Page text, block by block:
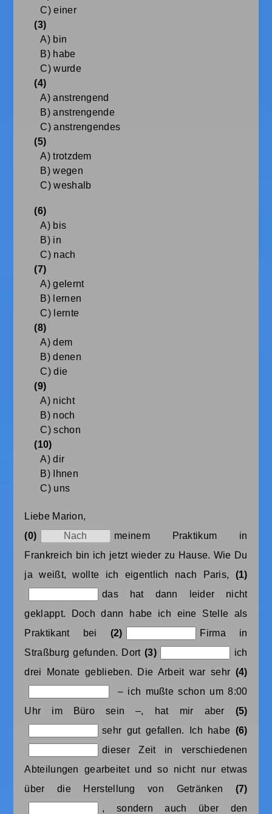
C) einer
(3)
A) bin
B) habe
C) wurde
(4)
A) anstrengend
B) anstrengende
C) anstrengendes
(5)
A) trotzdem
B) wegen
C) weshalb
(6)
A) bis
B) in
C) nach
(7)
A) gelernt
B) lernen
C) lernte
(8)
A) dem
B) denen
C) die
(9)
A) nicht
B) noch
C) schon
(10)
A) dir
B) Ihnen
C) uns
Liebe Marion,
(0)
meinem Praktikum in
Frankreich bin ich jetzt wieder zu Hause. Wie Du
ja weißt, wollte ich eigentlich nach Paris, (1)
das hat dann leider nicht
geklappt. Doch dann habe ich eine Stelle als
Praktikant bei (2)
Firma in
Straßburg gefunden. Dort (3)
ich
drei Monate geblieben. Die Arbeit war sehr (4)
– ich mußte schon um 8:00
Uhr im Büro sein –, hat mir aber (5)
sehr gut gefallen. Ich habe (6)
dieser Zeit in verschiedenen
Abteilungen gearbeitet und so nicht nur etwas
über die Herstellung von Getränken (7)
, sondern auch über den